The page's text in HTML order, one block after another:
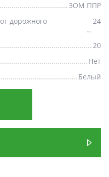
ЗОМ ППР
дорожного
24
20
Нет
Белый